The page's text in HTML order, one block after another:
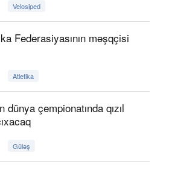
Velosiped
Federasiyasının məşqçisi
Atletika
çempionatında qızıl
Güləş